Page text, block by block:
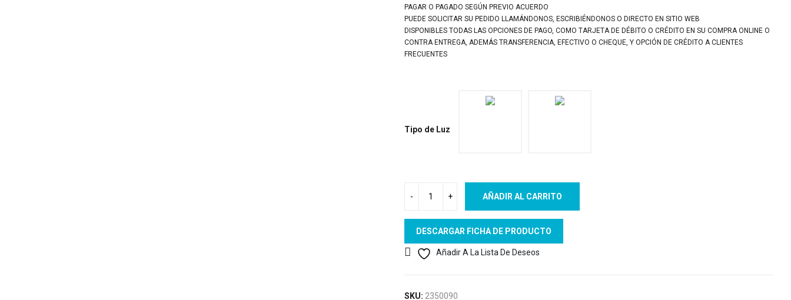
PAGAR O PAGADO SEGÚN PREVIO ACUERDO
PUEDE SOLICITAR SU PEDIDO LLAMÁNDONOS, ESCRIBIÉNDONOS O DIRECTO EN SITIO WEB
DISPONIBLES TODAS LAS OPCIONES DE PAGO, COMO TARJETA DE DÉBITO O CRÉDITO EN SU COMPRA ONLINE O
CONTRA ENTREGA, ADEMÁS TRANSFERENCIA, EFECTIVO O CHEQUE, Y OPCIÓN DE CRÉDITO A CLIENTES
FRECUENTES
Tipo de Luz
AÑADIR AL CARRITO
DESCARGAR FICHA DE PRODUCTO
Añadir A La Lista De Deseos
SKU: 2350090